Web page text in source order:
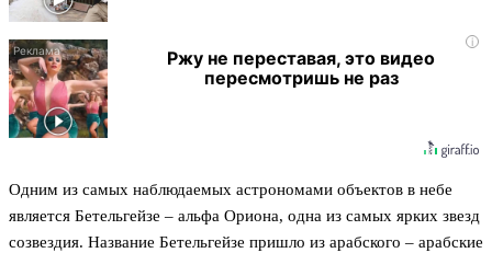
i
Ржу не переставая, это видео
пересмотришь не раз
Одним из самых наблюдаемых астрономами объектов в небе
является Бетельгейзе – альфа Ориона, одна из самых ярких звезд
созвездия. Название Бетельгейзе пришло из арабского – арабские